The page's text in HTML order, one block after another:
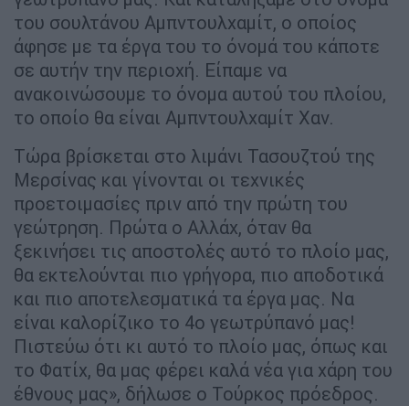
του σουλτάνου Αμπντουλχαμίτ, ο οποίος
άφησε με τα έργα του το όνομά του κάποτε
σε αυτήν την περιοχή. Είπαμε να
ανακοινώσουμε το όνομα αυτού του πλοίου,
το οποίο θα είναι Αμπντουλχαμίτ Χαν.
Τώρα βρίσκεται στο λιμάνι Τασουζτού της
Μερσίνας και γίνονται οι τεχνικές
προετοιμασίες πριν από την πρώτη του
γεώτρηση. Πρώτα ο Αλλάχ, όταν θα
ξεκινήσει τις αποστολές αυτό το πλοίο μας,
θα εκτελούνται πιο γρήγορα, πιο αποδοτικά
και πιο αποτελεσματικά τα έργα μας. Να
είναι καλορίζικο το 4ο γεωτρύπανό μας!
Πιστεύω ότι κι αυτό το πλοίο μας, όπως και
το Φατίχ, θα μας φέρει καλά νέα για χάρη του
έθνους μας», δήλωσε ο Τούρκος πρόεδρος.